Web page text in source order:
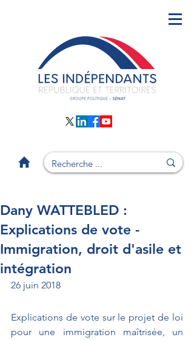
Dany WATTEBLED :
Explications de vote -
Immigration, droit d'asile et
intégration
26 juin 2018
Explications de vote sur le projet de loi
pour une immigration maîtrisée, un